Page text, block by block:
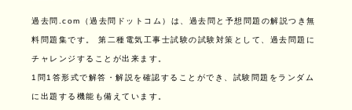
過去問.com（過去問ドットコム）は、過去問と予想問題の解説つき無
料問題集です。 第二種電気工事士試験の試験対策として、過去問題に
チャレンジすることが出来ます。
1問1答形式で解答・解説を確認することができ、試験問題をランダム
に出題する機能も備えています。